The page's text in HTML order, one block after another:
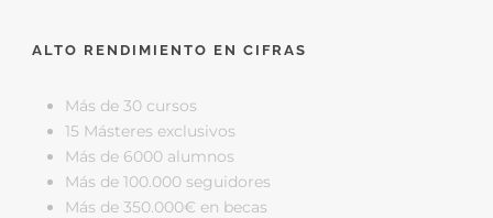
ALTO RENDIMIENTO EN CIFRAS
Más de 30 cursos
15 Másteres exclusivos
Más de 6000 alumnos
Más de 100.000 seguidores
Más de 350.000€ en becas